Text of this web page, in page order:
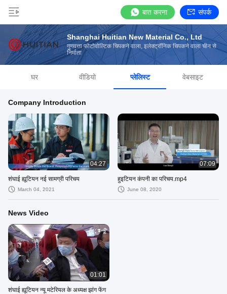
बात करना संपर्क
Shanghai Huitian New Material Co., Ltd
गुणवत्ता फोटोवोल्टिक चिपकने वाला, इलेक्ट्रॉनिक चिपकने वाला चीन से
निर्माता
घर वीडियो प्लेलिस्ट वेबसाइट
Company Introduction
04:27
शंघाई ह्यूटियन नई सामग्री परिचय
March 04, 2021
07:09
हुइटियन कंपनी का परिचय.mp4
June 08, 2020
News Video
01:01
शंघाई ह्यूटियन न्यू मटेरियल के अध्यक्ष झांग फेंग